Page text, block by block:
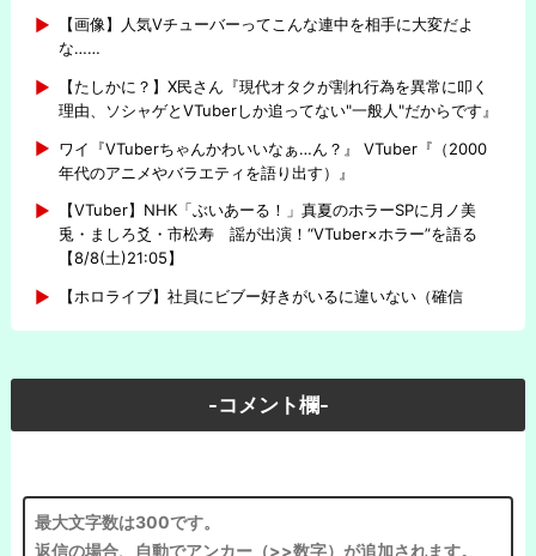
【画像】人気Vチューバーってこんな連中を相手に大変だよ
な……
【たしかに？】X民さん『現代オタクが割れ行為を異常に叩く
理由、ソシャゲとVTuberしか追ってない"一般人"だからです』
ワイ『VTuberちゃんかわいいなぁ…ん？』 VTuber『（2000
年代のアニメやバラエティを語り出す）』
【VTuber】NHK「ぶいあーる！」真夏のホラーSPに月ノ美
兎・ましろ爻・市松寿ゞ謡が出演！“VTuber×ホラー”を語る
【8/8(土)21:05】
【ホロライブ】社員にビブー好きがいるに違いない（確信
-コメント欄-